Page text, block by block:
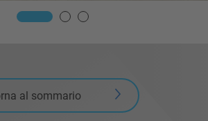
al sommario